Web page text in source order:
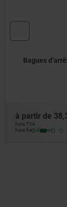
à partir
hors frais